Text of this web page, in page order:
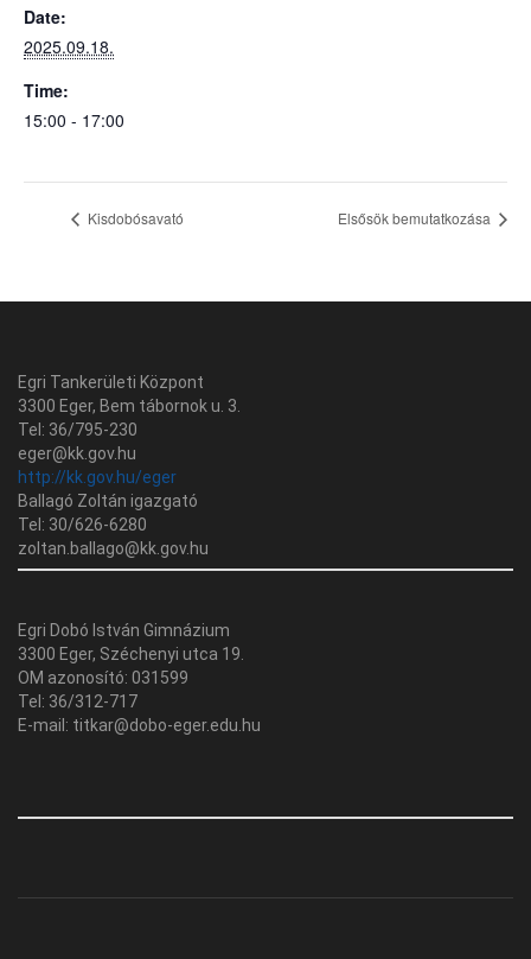
Date:
2025.09.18.
Time:
15:00 - 17:00
Kisdobósavató Elsősök bemutatkozása
Egri Tankerületi Központ
3300 Eger, Bem tábornok u. 3.
Tel: 36/795-230
eger@kk.gov.hu
http://kk.gov.hu/eger
Ballagó Zoltán igazgató
Tel: 30/626-6280
zoltan.ballago@kk.gov.hu
Egri Dobó István Gimnázium
3300 Eger, Széchenyi utca 19.
OM azonosító: 031599
Tel: 36/312-717
E-mail: titkar@dobo-eger.edu.hu